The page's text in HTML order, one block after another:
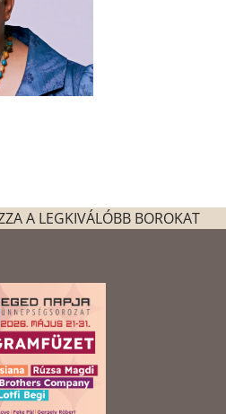
A LEGKIVÁLÓBB BOROKAT